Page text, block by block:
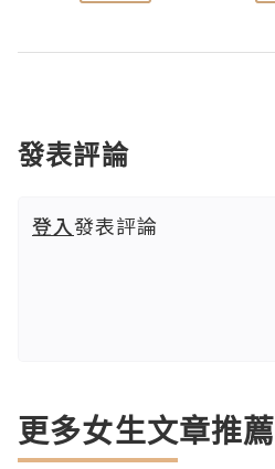
發表評論
登入發表評論
更多女生文章推薦